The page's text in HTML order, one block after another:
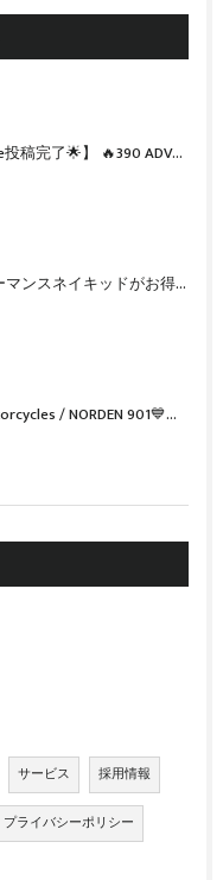
【🌟本日のYouTube投稿完了🌟】 🔥390 ADVENTURE R × KTM山形 オリジナルデカール仕様誕生🔥
🔥KTMハイパフォーマンスネイキッドがお得に手に入るチャンス🔥
【💙Husqvarna Motorcycles / NORDEN 901💙】 ご納車おめでとうございます🎉✨
サービス 採用情報
プライバシーポリシー